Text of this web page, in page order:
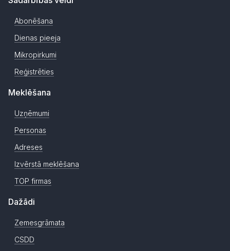
Abonēšana
Dienas pieeja
Mikropirkumi
Reģistrēties
Meklēšana
Uzņēmumi
Personas
Adreses
Izvērstā meklēšana
TOP firmas
Dažādi
Zemesgrāmata
CSDD